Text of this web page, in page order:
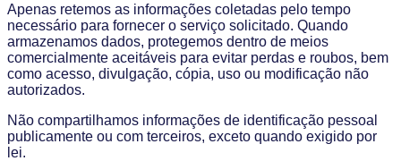
Apenas retemos as informações coletadas pelo tempo
necessário para fornecer o serviço solicitado. Quando
armazenamos dados, protegemos dentro de meios
comercialmente aceitáveis ​​para evitar perdas e roubos, bem
como acesso, divulgação, cópia, uso ou modificação não
autorizados.
Não compartilhamos informações de identificação pessoal
publicamente ou com terceiros, exceto quando exigido por
lei.